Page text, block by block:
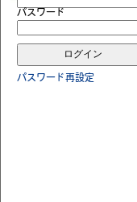
パスワード
パスワード再設定